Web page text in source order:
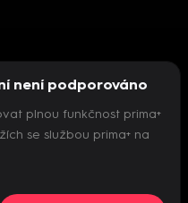
přehrávač
není podporováno
plnou funkčnost prima+
se službou prima+ na